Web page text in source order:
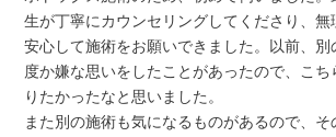
生が丁寧にカウンセリングしてくださり、無
安心して施術をお願いできました。以前、
度か嫌な思いをしたことがあったので、こち
りたかったなと思いました。
また別の施術も気になるものがあるので、そ